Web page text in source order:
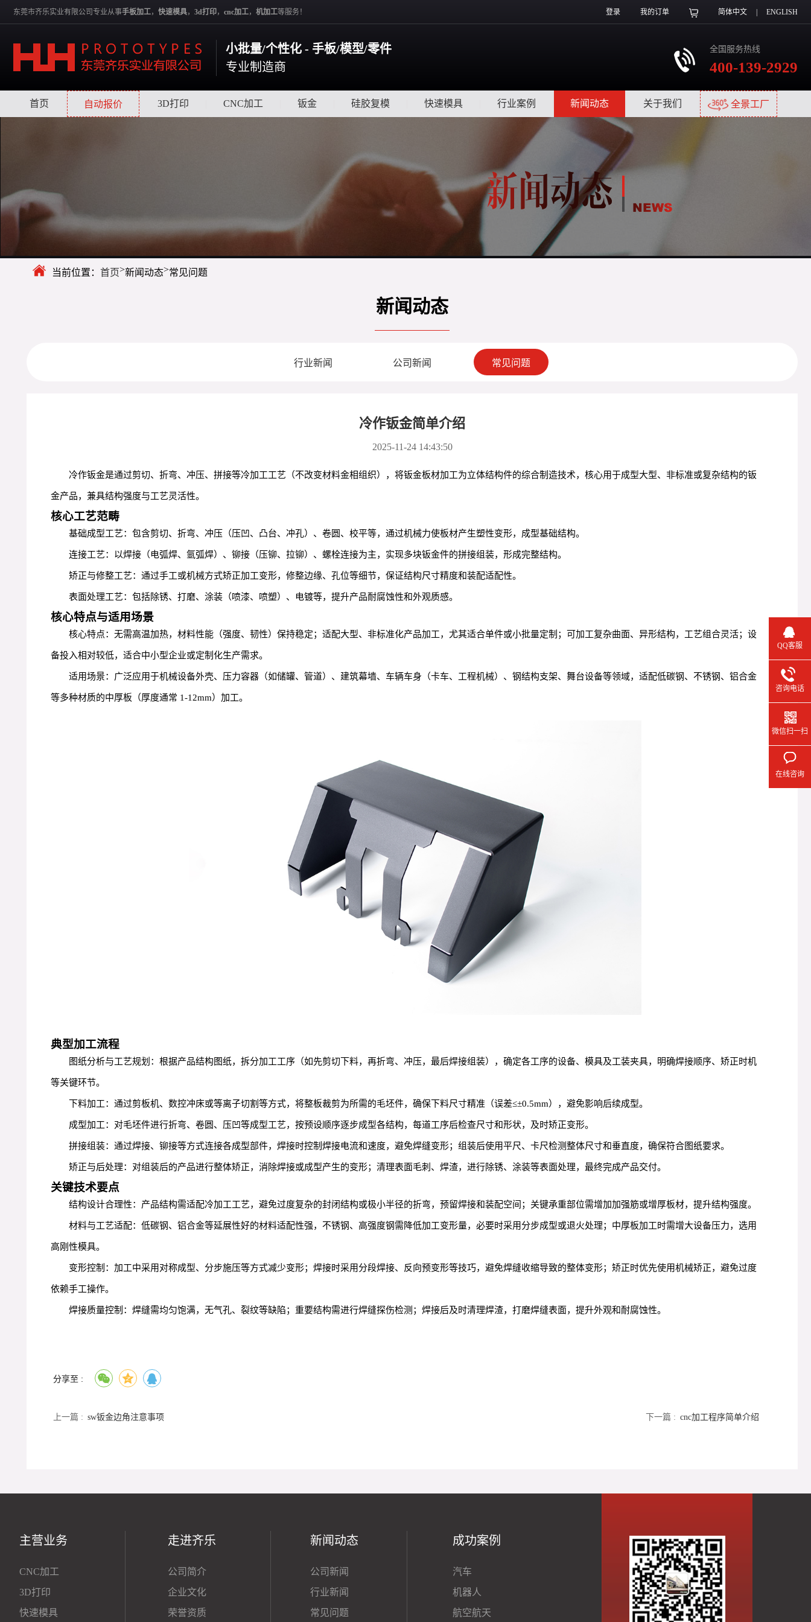
东莞市齐乐实业有限公司专业从事手板加工， 快速模具， 3d打印， cnc加工， 机加工等服务！ 登录 我的订单 简体中文 ENGLISH
小批量/个性化 - 手板/模型/零件
专业制造商
全国服务热线
400-139-2929
首页 自动报价 3D打印 CNC加工 钣金 硅胶复模 快速模具 行业案例 新闻动态 关于我们 全景工厂
当前位置： 首页>新闻动态>常见问题
新闻动态
行业新闻 公司新闻 常见问题
冷作钣金简单介绍
2025-11-24 14:43:50
冷作钣金是通过剪切、折弯、冲压、拼接等冷加工工艺（不改变材料金相组织），将钣金板材加工为立体结构件的综合制造技术，核心用于成型大型、非标准或复杂结构的钣
金产品，兼具结构强度与工艺灵活性。
核心工艺范畴
基础成型工艺：包含剪切、折弯、冲压（压凹、凸台、冲孔）、卷圆、校平等，通过机械力使板材产生塑性变形，成型基础结构。
连接工艺：以焊接（电弧焊、氩弧焊）、铆接（压铆、拉铆）、螺栓连接为主，实现多块钣金件的拼接组装，形成完整结构。
矫正与修整工艺：通过手工或机械方式矫正加工变形，修整边缘、孔位等细节，保证结构尺寸精度和装配适配性。
表面处理工艺：包括除锈、打磨、涂装（喷漆、喷塑）、电镀等，提升产品耐腐蚀性和外观质感。
核心特点与适用场景
核心特点：无需高温加热，材料性能（强度、韧性）保持稳定；适配大型、非标准化产品加工，尤其适合单件或小批量定制；可加工复杂曲面、异形结构，工艺组合灵活；设
备投入相对较低，适合中小型企业或定制化生产需求。
适用场景：广泛应用于机械设备外壳、压力容器（如储罐、管道）、建筑幕墙、车辆车身（卡车、工程机械）、钢结构支架、舞台设备等领域，适配低碳钢、不锈钢、铝合金
等多种材质的中厚板（厚度通常 1-12mm）加工。
典型加工流程
图纸分析与工艺规划：根据产品结构图纸，拆分加工工序（如先剪切下料，再折弯、冲压，最后焊接组装），确定各工序的设备、模具及工装夹具，明确焊接顺序、矫正时机
等关键环节。
下料加工：通过剪板机、数控冲床或等离子切割等方式，将整板裁剪为所需的毛坯件，确保下料尺寸精准（误差≤±0.5mm），避免影响后续成型。
成型加工：对毛坯件进行折弯、卷圆、压凹等成型工艺，按预设顺序逐步成型各结构，每道工序后检查尺寸和形状，及时矫正变形。
拼接组装：通过焊接、铆接等方式连接各成型部件，焊接时控制焊接电流和速度，避免焊缝变形；组装后使用平尺、卡尺检测整体尺寸和垂直度，确保符合图纸要求。
矫正与后处理：对组装后的产品进行整体矫正，消除焊接或成型产生的变形；清理表面毛刺、焊渣，进行除锈、涂装等表面处理，最终完成产品交付。
关键技术要点
结构设计合理性：产品结构需适配冷加工工艺，避免过度复杂的封闭结构或极小半径的折弯，预留焊接和装配空间；关键承重部位需增加加强筋或增厚板材，提升结构强度。
材料与工艺适配：低碳钢、铝合金等延展性好的材料适配性强，不锈钢、高强度钢需降低加工变形量，必要时采用分步成型或退火处理；中厚板加工时需增大设备压力，选用
高刚性模具。
变形控制：加工中采用对称成型、分步施压等方式减少变形；焊接时采用分段焊接、反向预变形等技巧，避免焊缝收缩导致的整体变形；矫正时优先使用机械矫正，避免过度
依赖手工操作。
焊接质量控制：焊缝需均匀饱满，无气孔、裂纹等缺陷；重要结构需进行焊缝探伤检测；焊接后及时清理焊渣，打磨焊缝表面，提升外观和耐腐蚀性。
分享至 :
上一篇 : sw钣金边角注意事项 下一篇 : cnc加工程序简单介绍
主营业务
CNC加工
3D打印
快速模具
走进齐乐
公司简介
企业文化
荣誉资质
新闻动态
公司新闻
行业新闻
常见问题
成功案例
汽车
机器人
航空航天
QQ客服
咨询电话
微信扫一扫
在线咨询